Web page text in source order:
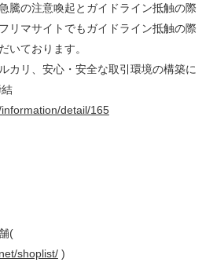
騰の注意喚起とガイドライン抵触の際
リマサイトでもガイドライン抵触の際
いております。
カリ、安心・安全な取引環境の構築に
detail/165
(
shoplist/)